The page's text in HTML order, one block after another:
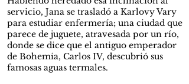
servicio, Jana se trasladó a Karlovy Vary
para estudiar enfermería; una ciudad que
parece de juguete, atravesada por un río,
donde se dice que el antiguo emperador
de Bohemia, Carlos IV, descubrió sus
famosas aguas termales.